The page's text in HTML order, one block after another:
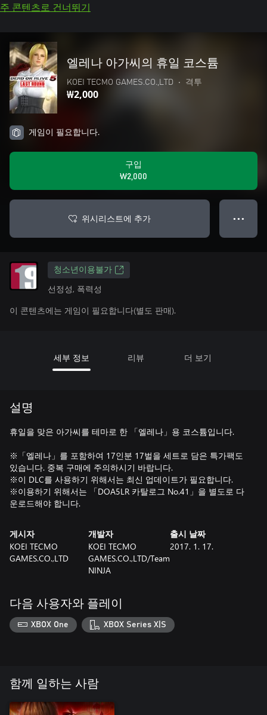
주 콘텐츠로 건너뛰기
엘레나 아가씨의 휴일 코스튬
KOEI TECMO GAMES.CO.,LTD • 격투
₩2,000
게임이 필요합니다.
구입
₩2,000
위시리스트에 추가 ● ● ●
청소년이용불가
선정성, 폭력성
이 콘텐츠에는 게임이 필요합니다(별도 판매).
세부 정보 리뷰 더 보기
설명
휴일을 맞은 아가씨를 테마로 한 「엘레나」용 코스튬입니다.
※「엘레나」를 포함하여 17인분 17벌을 세트로 담은 특가팩도
있습니다. 중복 구매에 주의하시기 바랍니다.
※이 DLC를 사용하기 위해서는 최신 업데이트가 필요합니다.
※이용하기 위해서는 「DOA5LR 카탈로그 No.41」을 별도로 다
운로드해야 합니다.
게시자
KOEI TECMO
GAMES.CO.,LTD
개발자
KOEI TECMO
GAMES.CO.,LTD/Team
NINJA
출시 날짜
2017. 1. 17.
다음 사용자와 플레이
XBOX One XBOX Series X|S
함께 일하는 사람